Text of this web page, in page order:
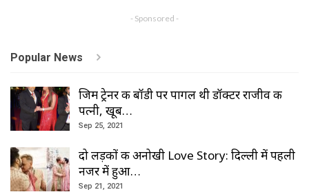
- Sponsored -
Popular News
जिम ट्रेनर की बॉडी पर पागल थी डॉक्टर राजीव की
पत्नी, खूब…
Sep 25, 2021
दो लड़कों की अनोखी Love Story: दिल्ली में पहली
नजर में हुआ…
Sep 21, 2021